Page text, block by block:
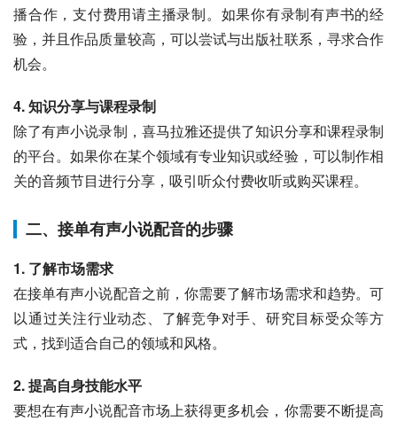
播合作，支付费用请主播录制。如果你有录制有声书的经
验，并且作品质量较高，可以尝试与出版社联系，寻求合作
机会。
4. 知识分享与课程录制
除了有声小说录制，喜马拉雅还提供了知识分享和课程录制
的平台。如果你在某个领域有专业知识或经验，可以制作相
关的音频节目进行分享，吸引听众付费收听或购买课程。
二、接单有声小说配音的步骤
1. 了解市场需求
在接单有声小说配音之前，你需要了解市场需求和趋势。可
以通过关注行业动态、了解竞争对手、研究目标受众等方
式，找到适合自己的领域和风格。
2. 提高自身技能水平
要想在有声小说配音市场上获得更多机会，你需要不断提高